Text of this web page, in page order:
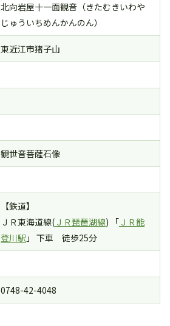
北向岩屋十一面観音（きたむきいわや
じゅういちめんかんのん）
東近江市猪子山
観世音菩薩石像
【鉄道】
ＪＲ東海道線( ＪＲ琵琶湖線) 「 ＪＲ能
登川駅 」 下車 徒歩25分
0748-42-4048